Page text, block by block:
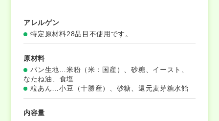
アレルゲン
特定原材料28品目不使用です。
原材料
パン生地…米粉（米：国産）、砂糖、イースト、
なたね油、食塩
粒あん…小豆（十勝産）、砂糖、還元麦芽糖水飴
内容量